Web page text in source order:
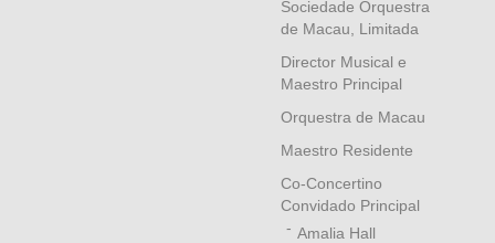
Sociedade Orquestra
de Macau, Limitada
Director Musical e
Maestro Principal
Orquestra de Macau
Maestro Residente
Co-Concertino
Convidado Principal
Amalia Hall